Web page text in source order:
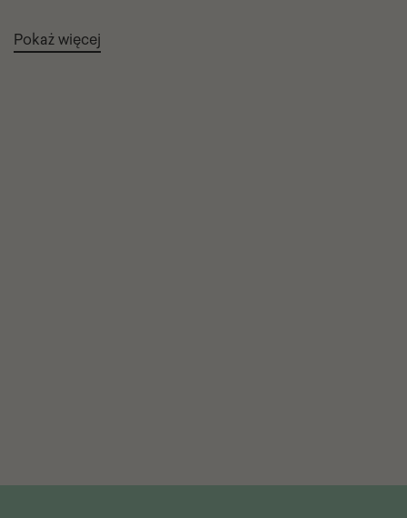
Pokaż więcej
Stopka